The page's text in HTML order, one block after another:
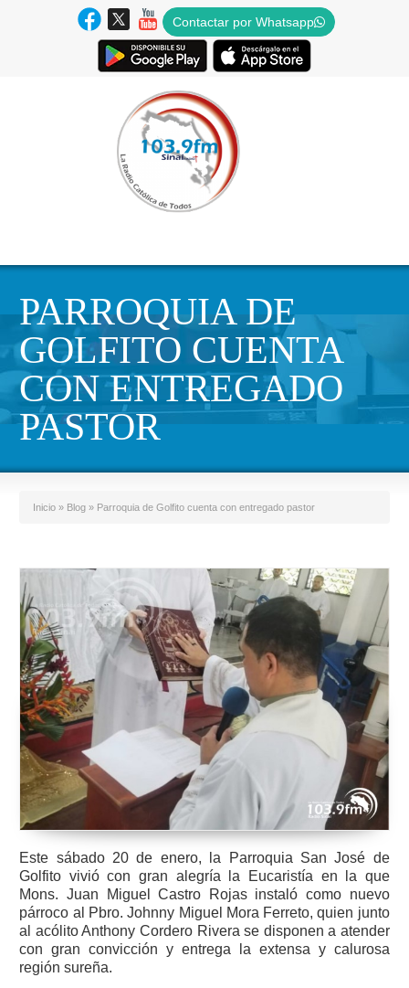
Contactar por Whatsapp
PARROQUIA DE
GOLFITO CUENTA
CON ENTREGADO
PASTOR
Inicio » Blog » Parroquia de Golfito cuenta con entregado pastor
Este sábado 20 de enero, la Parroquia San José de
Golfito vivió con gran alegría la Eucaristía en la que
Mons. Juan Miguel Castro Rojas instaló como nuevo
párroco al Pbro. Johnny Miguel Mora Ferreto, quien junto
al acólito Anthony Cordero Rivera se disponen a atender
con gran convicción y entrega la extensa y calurosa
región sureña.